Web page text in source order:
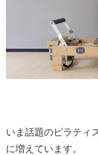
いま話題のピラティ
に増えています。